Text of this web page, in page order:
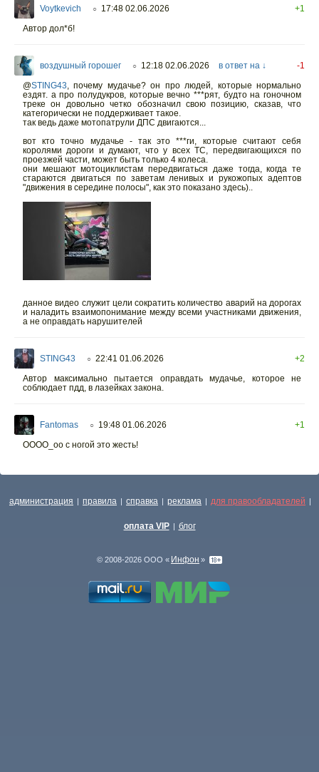
Voytkevich ○ 17:48 02.06.2026
+1
Автор дол*б!
воздушный горошег ○ 12:18 02.06.2026 в ответ на ↓
-1
@STING43, почему мудачье? он про людей, которые нормально
ездят. а про полудукров, которые вечно ***рят, будто на гоночном
треке он довольно четко обозначил свою позицию, сказав, что
категорически не поддерживает такое.
так ведь даже мотопатрули ДПС двигаются...
вот кто точно мудачье - так это ***ги, которые считают себя
королями дороги и думают, что у всех ТС, передвигающихся по
проезжей части, может быть только 4 колеса.
они мешают мотоциклистам передвигаться даже тогда, когда те
стараются двигаться по заветам ленивых и рукожопых адептов
"движения в середине полосы", как это показано здесь)..
данное видео служит цели сократить количество аварий на дорогах
и наладить взаимопонимание между всеми участниками движения,
а не оправдать нарушителей
STING43 ○ 22:41 01.06.2026
+2
Автор максимально пытается оправдать мудачье, которое не
соблюдает пдд, в лазейках закона.
Fantomas ○ 19:48 01.06.2026
+1
ОООО_оо с ногой это жесть!
администрация | правила | справка | реклама | для правообладателей |
оплата VIP | блог
© 2008-2026 ООО « Инфон »